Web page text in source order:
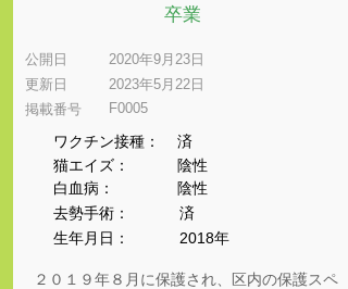
卒業
公開日
更新日
​掲載番号
2020年9月23日
2023年5月22日
F0005
ワクチン接種：
猫エイズ：
​白血病：
​去勢手術：
生年月日：
済
陰性
陰性
済
2018年
２０１９年８月に保護され、区内の保護スペ